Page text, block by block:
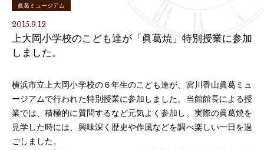
眞葛ミュージアム
2015.9.12
上大岡小学校のこども達が「眞葛焼」特別授業に参加
しました。
横浜市立上大岡小学校の６年生のこども達が、宮川香山眞葛ミュ
ージアムで行われた特別授業に参加しました。当館館長による授
業では、積極的に質問するなど元気よく参加し、実際の眞葛焼を
見学した時には、興味深く歴史や作風などを調べ楽しい一日を過
ごしました。